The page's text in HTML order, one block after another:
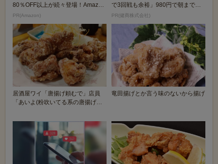
80％OFF以上が続々登場！Amazon
の本気が...
PR(Amazon)
で3回戦も余裕」980円で朝まで絶
好調！
PR(健商株式会社)
居酒屋ワイ「唐揚げ頼むで」店員
「あいよ(粉吹いてる系の唐揚げス
竜田揚げとか言う味のないから揚げ